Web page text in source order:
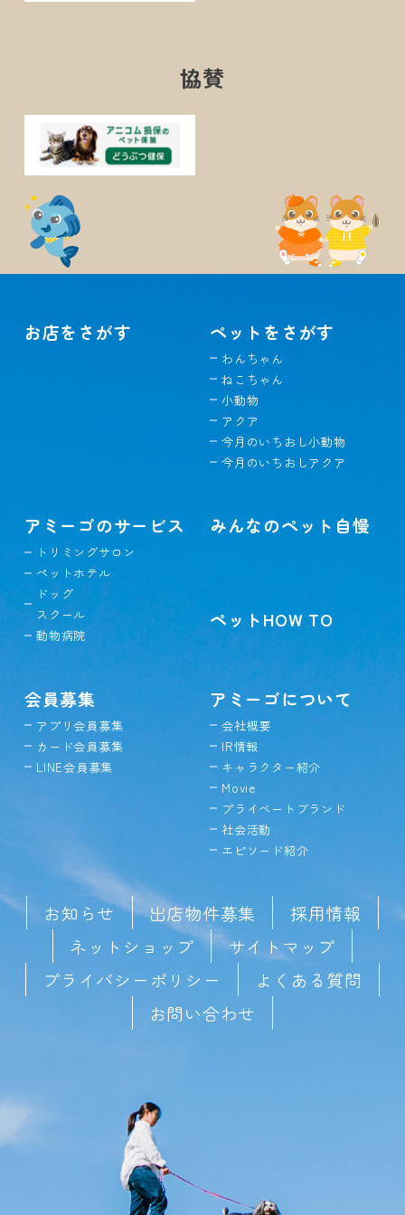
協賛
お店をさがす ペットをさがす
わんちゃん
ねこちゃん
小動物
アクア
今月のいちおし小動物
今月のいちおしアクア
アミーゴのサービス
トリミングサロン
ペットホテル
ドッグ
スクール
動物病院
みんなのペット自慢
ペットHOW TO
会員募集
アプリ会員募集
カード会員募集
LINE会員募集
アミーゴについて
会社概要
IR情報
キャラクター紹介
Movie
プライベートブランド
社会活動
エピソード紹介
お知らせ 出店物件募集
採用情報
ネットショップ
サイトマップ
プライバシーポリシー
よくある質問
お問い合わせ